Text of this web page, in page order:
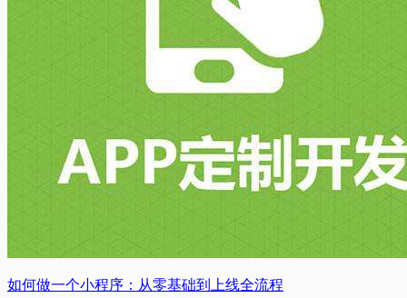
如何做一个小程序：从零基础到上线全流程